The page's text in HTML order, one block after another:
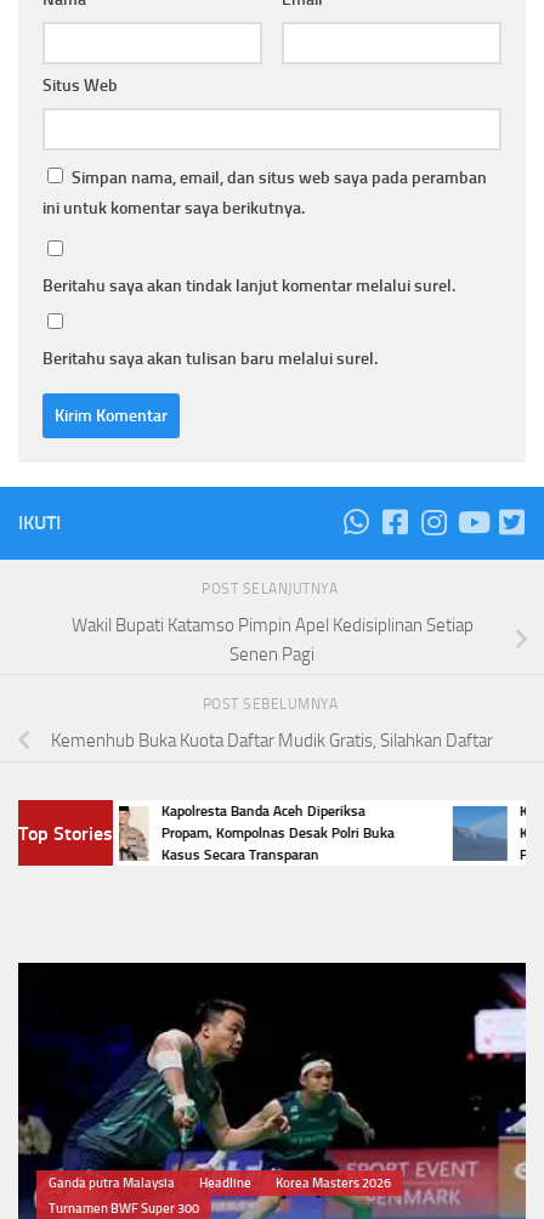
Situs Web
Simpan nama, email, dan situs web saya pada peramban
ini untuk komentar saya berikutnya.
Beritahu saya akan tindak lanjut komentar melalui surel.
Beritahu saya akan tulisan baru melalui surel.
IKUTI
POST SELANJUTNYA
Wakil Bupati Katamso Pimpin Apel Kedisiplinan Setiap
Senen Pagi
POST SEBELUMNYA
Kemenhub Buka Kuota Daftar Mudik Gratis, Silahkan Daftar
Top Stories
Kapolresta Banda Aceh Diperiksa
Propam, Kompolnas Desak Polri Buka
Kasus Secara Transparan
Ganda putra Malaysia Headline
Korea Masters 2026
Turnamen BWF Super 300